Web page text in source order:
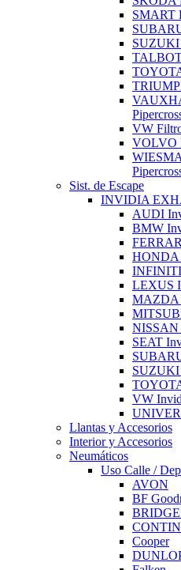
SMART
SUZUKI
TALBOT
VW
VOLVO
Sist. de Escape
INVIDIA
AUDI
BMW
HONDA
INFINITI
LEXUS
MAZDA
NISSAN
SEAT
SUZUKI
VW
Llantas y Accesorios
Interior y Accesorios
Neumáticos
Uso Calle /
AVON
BF
Cooper